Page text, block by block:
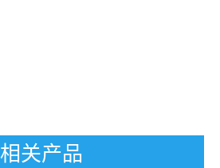
相关产品